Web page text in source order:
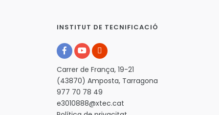
INSTITUT DE TECNIFICACIÓ
Carrer de França, 19-21
(43870) Amposta, Tarragona
977 70 78 49
e3010888@xtec.cat